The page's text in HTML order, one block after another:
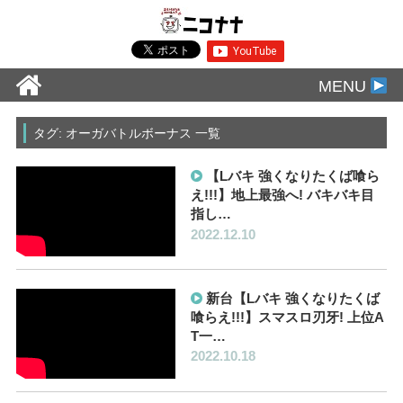
MENU
タグ: オーガバトルボーナス 一覧
【Lバキ 強くなりたくば喰ら
え!!!】地上最強へ! バキバキ目
指し…
2022.12.10
新台【Lバキ 強くなりたくば
喰らえ!!!】スマスロ刃牙! 上位A
T一…
2022.10.18